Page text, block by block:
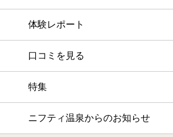
体験レポート
口コミを見る
特集
ニフティ温泉からのお知らせ